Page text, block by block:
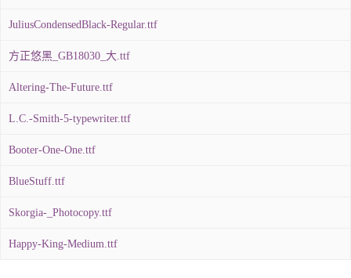
JuliusCondensedBlack-Regular.ttf
方正悠黑_GB18030_大.ttf
Altering-The-Future.ttf
L.C.-Smith-5-typewriter.ttf
Booter-One-One.ttf
BlueStuff.ttf
Skorgia-_Photocopy.ttf
Happy-King-Medium.ttf